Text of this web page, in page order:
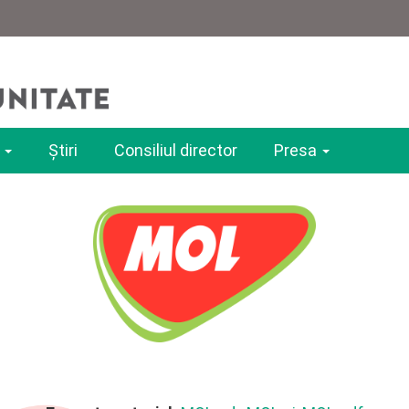
Ştiri Consiliul director Presa